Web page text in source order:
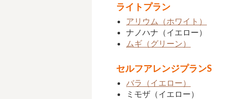
ライトプラン
アリウム（ホワイト）
ナノハナ（イエロー）
ムギ（グリーン）
セルフアレンジプランS
バラ（イエロー）
ミモザ（イエロー）